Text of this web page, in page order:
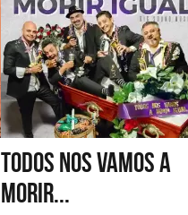
TODOS NOS VAMOS A
MORIR...